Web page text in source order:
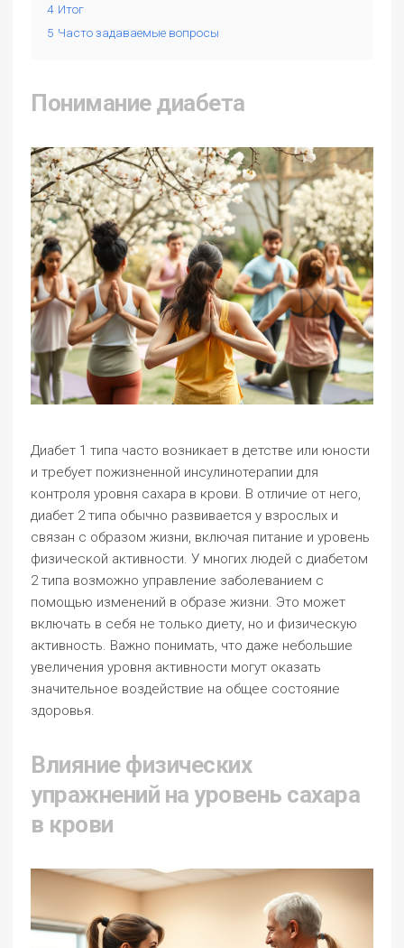
4 Итог
5 Часто задаваемые вопросы
Понимание диабета
Диабет 1 типа часто возникает в детстве или юности
и требует пожизненной инсулинотерапии для
контроля уровня сахара в крови. В отличие от него,
диабет 2 типа обычно развивается у взрослых и
связан с образом жизни, включая питание и уровень
физической активности. У многих людей с диабетом
2 типа возможно управление заболеванием с
помощью изменений в образе жизни. Это может
включать в себя не только диету, но и физическую
активность. Важно понимать, что даже небольшие
увеличения уровня активности могут оказать
значительное воздействие на общее состояние
здоровья.
Влияние физических
упражнений на уровень сахара
в крови